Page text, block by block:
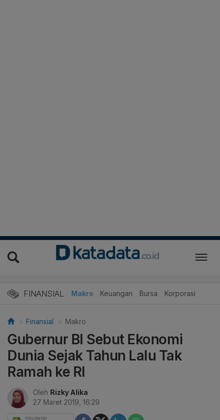
FINANSIAL Makro Keuangan Bursa Korporasi
Finansial Makro
Gubernur BI Sebut Ekonomi
Dunia Sejak Tahun Lalu Tak
Ramah ke RI
Oleh Rizky Alika
27 Maret 2019, 16:29